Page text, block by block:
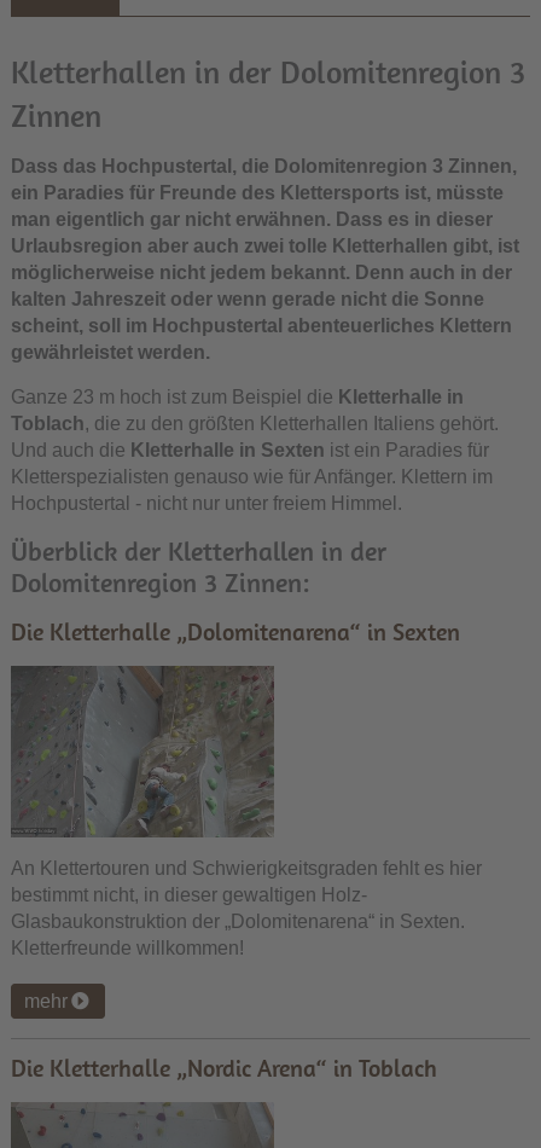
Kletterhallen in der Dolomitenregion 3
Zinnen
Dass das Hochpustertal, die Dolomitenregion 3 Zinnen,
ein Paradies für Freunde des Klettersports ist, müsste
man eigentlich gar nicht erwähnen. Dass es in dieser
Urlaubsregion aber auch zwei tolle Kletterhallen gibt, ist
möglicherweise nicht jedem bekannt. Denn auch in der
kalten Jahreszeit oder wenn gerade nicht die Sonne
scheint, soll im Hochpustertal abenteuerliches Klettern
gewährleistet werden.
Ganze 23 m hoch ist zum Beispiel die Kletterhalle in
Toblach, die zu den größten Kletterhallen Italiens gehört.
Und auch die Kletterhalle in Sexten ist ein Paradies für
Kletterspezialisten genauso wie für Anfänger. Klettern im
Hochpustertal - nicht nur unter freiem Himmel.
Überblick der Kletterhallen in der
Dolomitenregion 3 Zinnen:
Die Kletterhalle „Dolomitenarena“ in Sexten
An Klettertouren und Schwierigkeitsgraden fehlt es hier
bestimmt nicht, in dieser gewaltigen Holz-
Glasbaukonstruktion der „Dolomitenarena“ in Sexten.
Kletterfreunde willkommen!
mehr
Die Kletterhalle „Nordic Arena“ in Toblach